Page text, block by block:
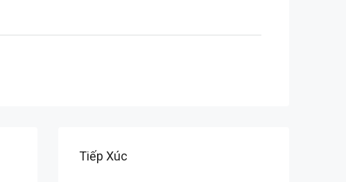
Tiếp Xúc